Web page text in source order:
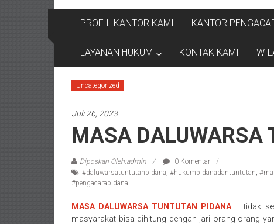
/
Pengacara
Advokat
Hukum
Konsultan
Hukum
Pajak/
Mediator/
Mediasi/
Yogyakarta/Bantul/Sleman/Gunung
Kidul/Wonosari/Wates/Kulonprogo/
Yogyakarta/Jogja/
PROFIL KANTOR KAMI KANTOR
LAYANAN HUKUM KONTAK KAMI
Uncategorized
Juli 26, 2023
MASA DALUWARSA
Diposkan Oleh:admin
0 Komentar
#daluwarsatuntutanpidana, #hukumpidanadantuntutan,
#pengacarapidana
MASA DALUWARSA TUNTUTAN PIDANA – tidak
masyarakat bisa dihitung dengan jari orang-orang